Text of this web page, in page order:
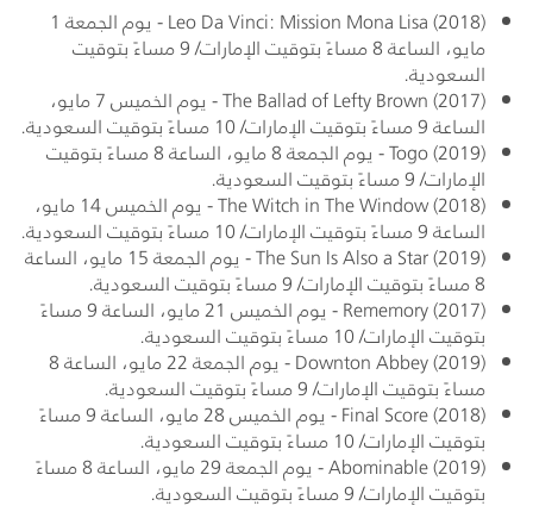
(
Leo Da Vinci: Mission Mona Lisa (2018 - يوم الجمعة 1
مايو، الساعة 8 مساءً بتوقيت الإمارات/ 9 مساءً بتوقيت
السعودية.
(
The Ballad of Lefty Brown (2017 - يوم الخميس 7 مايو،
الساعة 9 مساءً بتوقيت الإمارات/ 10 مساءً بتوقيت السعودية.
(
Togo (2019 - يوم الجمعة 8 مايو، الساعة 8 مساءً بتوقيت
الإمارات/ 9 مساءً بتوقيت السعودية.
(
The Witch in The Window (2018 - يوم الخميس 14 مايو،
الساعة 9 مساءً بتوقيت الإمارات/ 10 مساءً بتوقيت السعودية.
(
The Sun Is Also a Star (2019 - يوم الجمعة 15 مايو، الساعة
8 مساءً بتوقيت الإمارات/ 9 مساءً بتوقيت السعودية.
(
Rememory (2017 - يوم الخميس 21 مايو، الساعة 9 مساءً
بتوقيت الإمارات/ 10 مساءً بتوقيت السعودية.
(
Downton Abbey (2019 - يوم الجمعة 22 مايو، الساعة 8
مساءً بتوقيت الإمارات/ 9 مساءً بتوقيت السعودية.
(
Final Score (2018 - يوم الخميس 28 مايو، الساعة 9 مساءً
بتوقيت الإمارات/ 10 مساءً بتوقيت السعودية.
(
Abominable (2019 - يوم الجمعة 29 مايو، الساعة 8 مساءً
بتوقيت الإمارات/ 9 مساءً بتوقيت السعودية.